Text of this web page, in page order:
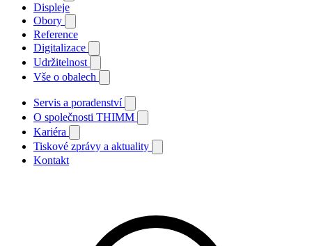
Displeje
Obory
Reference
Digitalizace
Udržitelnost
Vše o obalech
Servis a poradenství
O společnosti THIMM
Kariéra
Tiskové zprávy a aktuality
Kontakt